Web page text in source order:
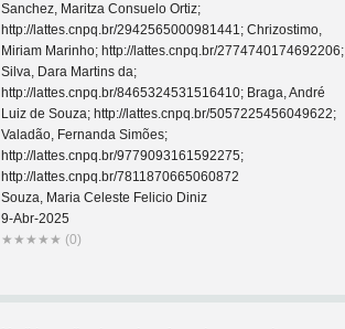
Sanchez, Maritza Consuelo Ortiz;
http://lattes.cnpq.br/2942565000981441; Chrizostimo,
Miriam Marinho; http://lattes.cnpq.br/2774740174692206;
Silva, Dara Martins da;
http://lattes.cnpq.br/8465324531516410; Braga, André
Luiz de Souza; http://lattes.cnpq.br/5057225456049622;
Valadão, Fernanda Simões;
http://lattes.cnpq.br/9779093161592275;
http://lattes.cnpq.br/7811870665060872
Souza, Maria Celeste Felicio Diniz
9-Abr-2025
★ ★ ★ ★ ★ (0)